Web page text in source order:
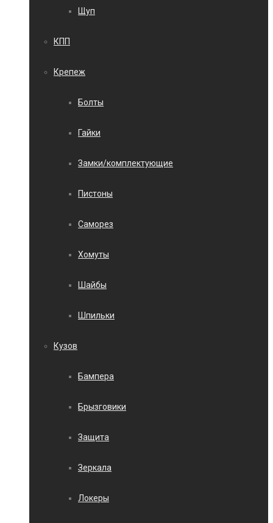
Щуп
КПП
Крепеж
Болты
Гайки
Замки/комплектующие
Пистоны
Саморез
Хомуты
Шайбы
Шпильки
Кузов
Бампера
Брызговики
Защита
Зеркала
Локеры